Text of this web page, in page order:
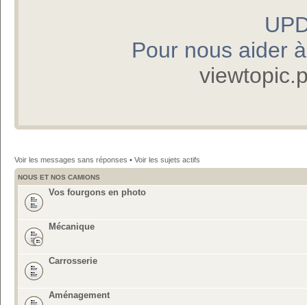
Pour nous aider
Voir les messages sans réponses • Voir les sujets actifs
NOUS ET NOS CAMIONS
Vos fourgons en photo
Mécanique
Carrosserie
Aménagement